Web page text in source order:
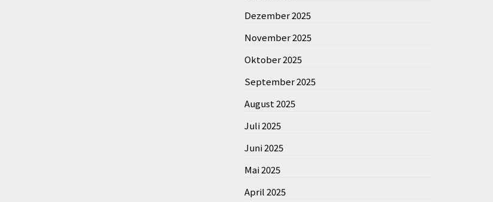
Dezember 2025
November 2025
Oktober 2025
September 2025
August 2025
Juli 2025
Juni 2025
Mai 2025
April 2025